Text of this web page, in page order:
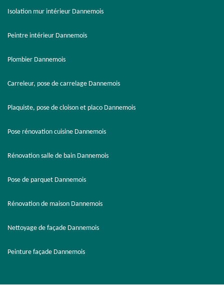
Isolation mur intérieur Dannemois
Peintre intérieur Dannemois
Plombier Dannemois
Carreleur, pose de carrelage Dannemois
Plaquiste, pose de cloison et placo Dannemois
Pose rénovation cuisine Dannemois
Rénovation salle de bain Dannemois
Pose de parquet Dannemois
Rénovation de maison Dannemois
Nettoyage de façade Dannemois
Peinture façade Dannemois